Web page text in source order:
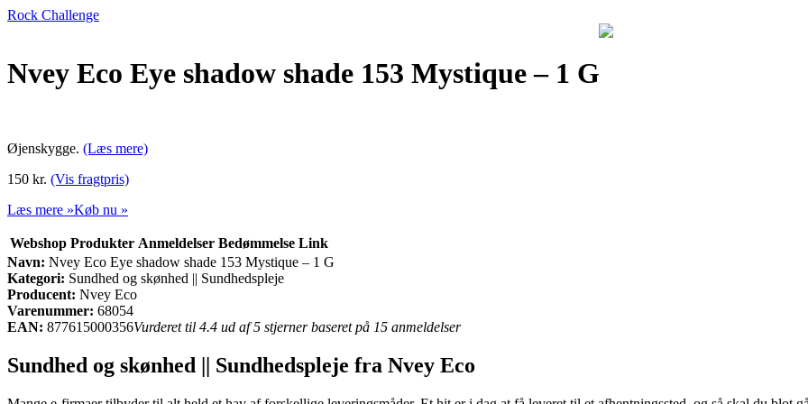
Rock Challenge
Nvey Eco Eye shadow shade 153 Mystique – 1 G
Øjenskygge. (Læs mere)
150 kr. (Vis fragtpris)
Læs mere »Køb nu »
Webshop Produkter Anmeldelser Bedømmelse Link
Navn: Nvey Eco Eye shadow shade 153 Mystique – 1 G
Kategori: Sundhed og skønhed || Sundhedspleje
Producent: Nvey Eco
Varenummer: 68054
EAN: 877615000356Vurderet til 4.4 ud af 5 stjerner baseret på 15 anmeldelser
Sundhed og skønhed || Sundhedspleje fra Nvey Eco